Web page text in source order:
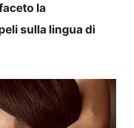
la
sulla lingua di